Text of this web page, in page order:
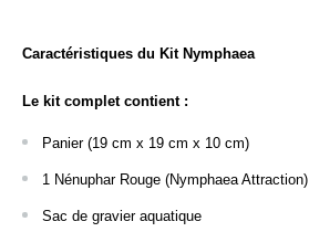
Caractéristiques du Kit Nymphaea
Le kit complet contient :
Panier (19 cm x 19 cm x 10 cm)
1 Nénuphar Rouge (Nymphaea Attraction)
Sac de gravier aquatique